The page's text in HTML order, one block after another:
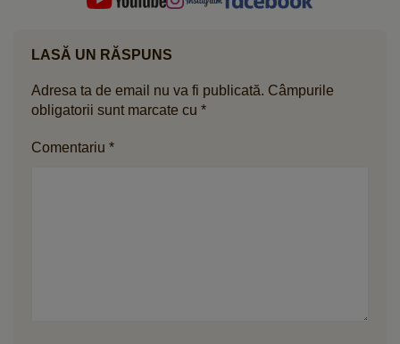
LASĂ UN RĂSPUNS
Adresa ta de email nu va fi publicată. Câmpurile
obligatorii sunt marcate cu *
Comentariu *